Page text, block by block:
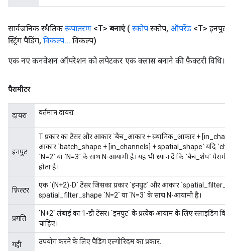
सार्वजनिक स्थैतिक रूपांतरण <T> बनाएं ( स्कोप स्कोप, ऑपरेंड <T>
स्ट्रिंग पैडिंग, विकल्प... विकल्प)
एक नए कनवेशन ऑपरेशन को लपेटकर एक क्लास बनाने की फ़ैक्टरी विधि।
पैरामीटर
दायरा वर्तमान दायरा
इनपुट
T प्रकार का टेंसर और आकार `बैच_आकार + स्थानिक_आकार +
आकार `batch_shape + [in_channels] + spatial_shape` यदि
`N=2` या `N=3` के साथ N-आयामी है। यह भी ध्यान दें कि `बैच_शेप`
होता है।
फ़िल्टर
एक `(N+2)-D` टेंसर जिसका प्रकार `इनपुट` और आकार
spatial_filter_shape `N=2` या `N=3` के साथ N-आयामी है।
प्रगति
`N+2` लंबाई का 1-डी टेंसर। `इनपुट` के प्रत्येक आयाम के लिए स्लाइडिंग
चाहिए।
गद्दी उपयोग करने के लिए पैडिंग एल्गोरिदम का प्रकार.